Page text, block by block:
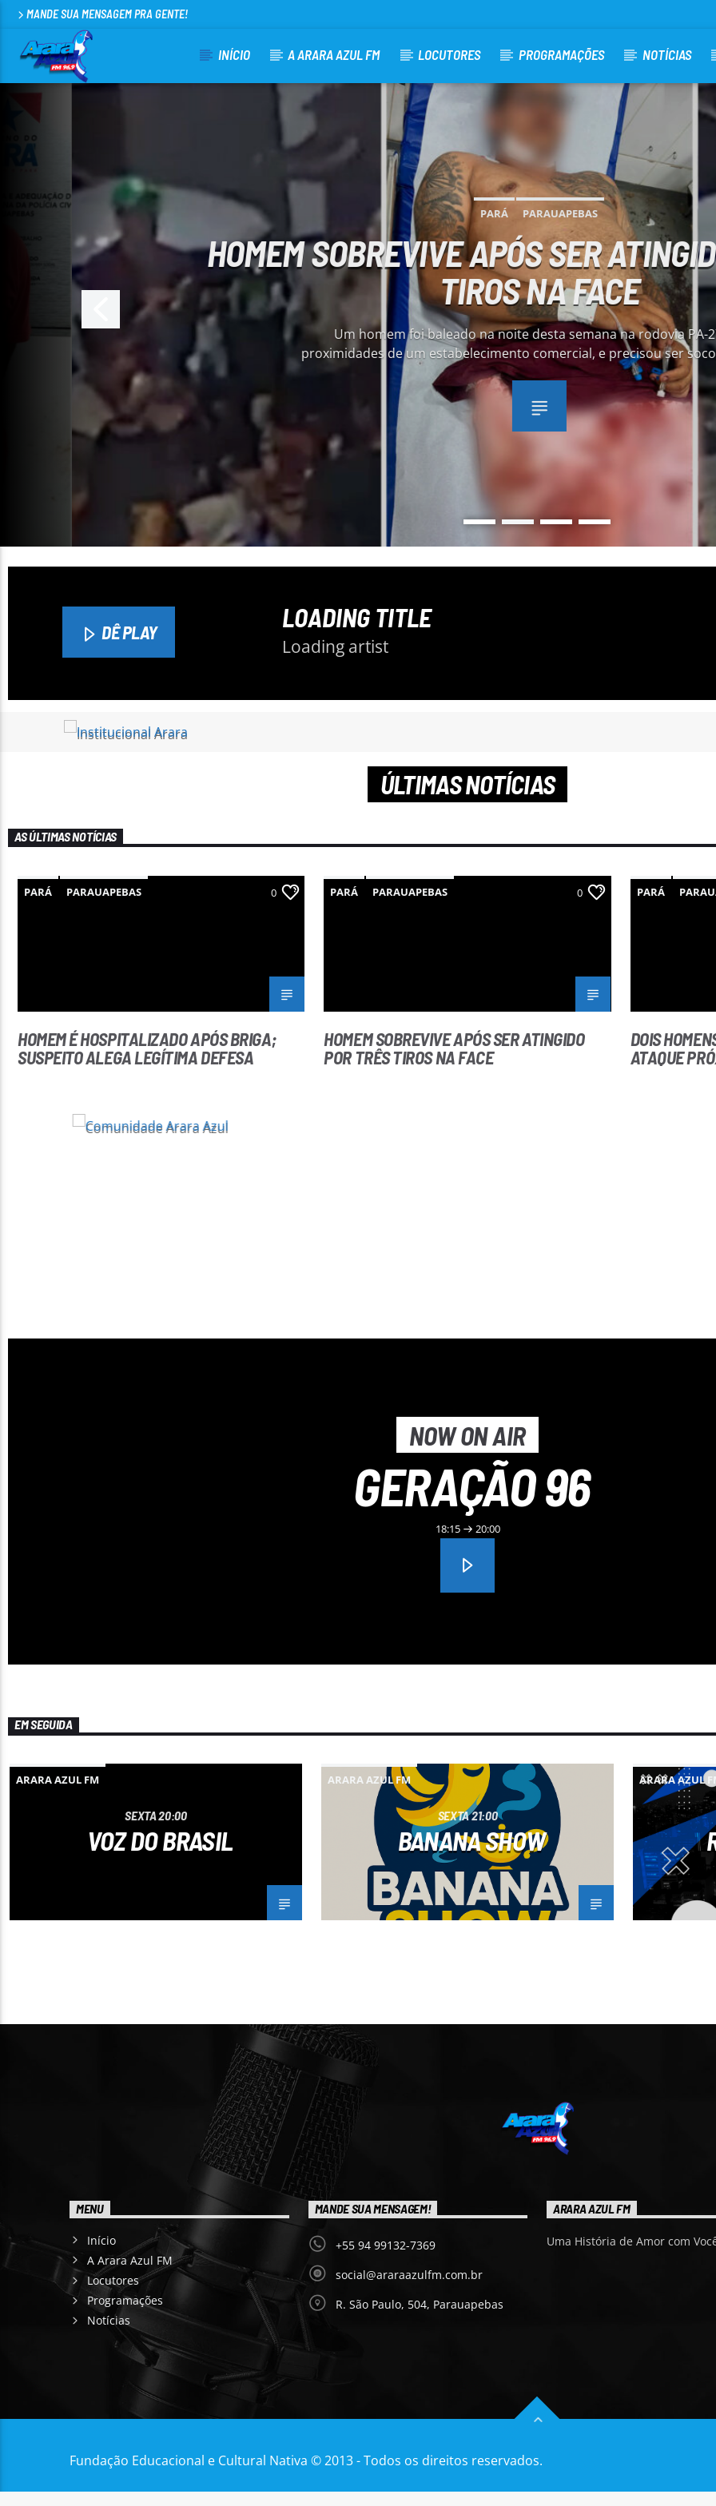
MANDE SUA MENSAGEM PRA GENTE!
INÍCIO A ARARA AZUL FM LOCUTORES PROGRAMAÇÕES NOTÍCIAS
PARÁ PARAUAPEBAS
HOMEM SOBREVIVE APÓS SER
TIROS NA FACE
Um homem foi baleado na noite desta semana na rodovia PA-
proximidades de um estabelecimento comercial, e precisou ser
a Unidade de Pronto Atendimento (UPA). A guarnição da Polícia
acionada após relatos de disparos de arma de fogo no local.
policiais chegaram, foram informados por testemunhas […]
DÊ PLAY LOADING TITLE
Loading artist
ÚLTIMAS NOTÍCIAS
AS ÚLTIMAS NOTÍCIAS
PARÁ PARAUAPEBAS 0
HOMEM É HOSPITALIZADO APÓS BRIGA;
SUSPEITO ALEGA LEGÍTIMA DEFESA
PARÁ PARAUAPEBAS 0
HOMEM SOBREVIVE APÓS SER ATINGIDO
POR TRÊS TIROS NA FACE
PARÁ
DOIS
ATAQUE
NOW ON AIR
GERAÇÃO 96
18:15 20:00
EM SEGUIDA
ARARA AZUL FM
SEXTA 20:00
VOZ DO BRASIL
ARARA AZUL FM
SEXTA 21:00
BANANA SHOW
ARARA AZUL
MENU
Início
A Arara Azul FM
Locutores
Programações
Notícias
MANDE SUA MENSAGEM!
+55 94 99132-7369
social@araraazulfm.com.br
R. São Paulo, 504, Parauapebas
ARARA AZUL FM
Uma História de Amor com
Fundação Educacional e Cultural Nativa © 2013 - Todos os direitos reservados.